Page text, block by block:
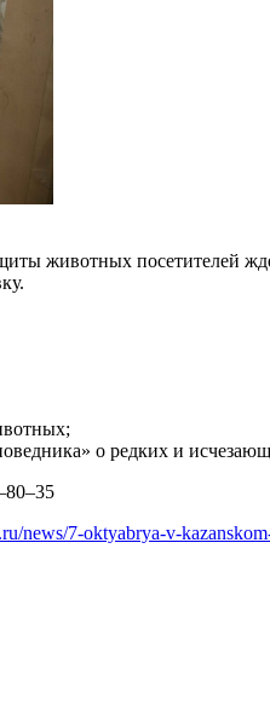
животных посетителей
о редких и
news/7-oktyabrya-v-